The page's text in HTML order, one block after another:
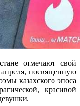
отмечают свой
посвященную
казахского эпоса
красивой